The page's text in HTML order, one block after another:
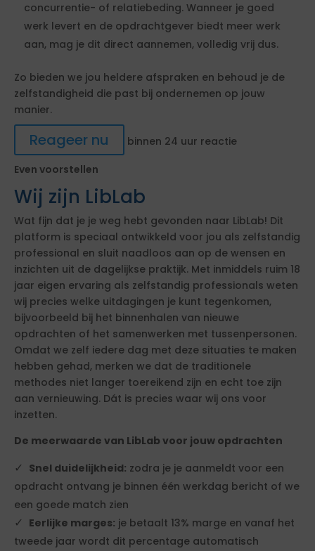
concurrentie- of relatiebeding. Wanneer je goed
werk levert en de opdrachtgever biedt meer werk
aan, mag je dit direct aannemen, volledig vrij dus.
Zo bieden we jou heldere afspraken en behoud je de
zelfstandigheid die past bij ondernemen op jouw
manier.
Reageer nu
binnen 24 uur reactie
Even voorstellen
Wij zijn LibLab
Wat fijn dat je je weg hebt gevonden naar LibLab! Dit
platform is speciaal ontwikkeld voor jou als zelfstandig
professional en sluit naadloos aan op de wensen en
inzichten uit de dagelijkse praktijk. Met inmiddels ruim 18
jaar eigen ervaring als zelfstandig professionals weten
wij precies welke uitdagingen je kunt tegenkomen,
bijvoorbeeld bij het binnenhalen van nieuwe
opdrachten of het samenwerken met tussenpersonen.
Omdat we zelf iedere dag met deze situaties te maken
hebben gehad, merken we dat de traditionele
methodes niet langer toereikend zijn en echt toe zijn
aan vernieuwing. Dát is precies waar wij ons voor
inzetten.
De meerwaarde van LibLab voor jouw opdrachten
Snel duidelijkheid: zodra je je aanmeldt voor een
opdracht ontvang je binnen één werkdag bericht of we
een goede match zien
Eerlijke marges: je betaalt 13% marge en vanaf het
tweede jaar wordt dit percentage automatisch